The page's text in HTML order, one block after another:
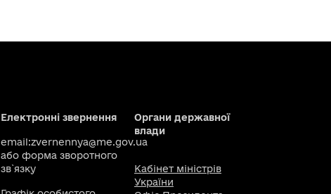
Електронні звернення
email:zvernennya@me.gov.ua
або форма зворотного
зв`язку
Органи державної
влади
Кабінет міністрів
України